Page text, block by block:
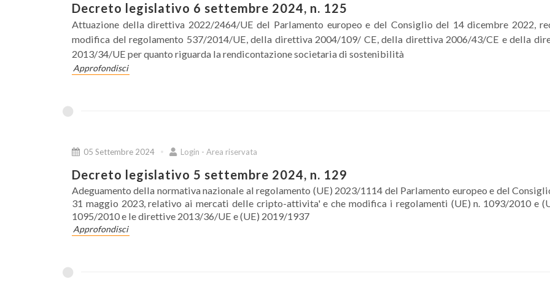
Decreto legislativo 6 settembre 2024, n. 125
Attuazione della direttiva 2022/2464/UE del Parlamento europeo e del Consiglio del 14 dicembre 2022,
modifica del regolamento 537/2014/UE, della direttiva 2004/109/ CE, della direttiva 2006/43/CE e della
2013/34/UE per quanto riguarda la rendicontazione societaria di sostenibilità
Approfondisci
05 Settembre 2024 Login - Area riservata
Decreto legislativo 5 settembre 2024, n. 129
Adeguamento della normativa nazionale al regolamento (UE) 2023/1114 del Parlamento europeo e del
31 maggio 2023, relativo ai mercati delle cripto-attivita' e che modifica i regolamenti (UE) n. 1093/2010 e
1095/2010 e le direttive 2013/36/UE e (UE) 2019/1937
Approfondisci